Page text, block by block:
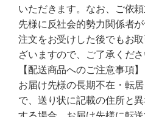
いただきます。なお、ご依
先様に反社会的勢力関係者
注文をお受けした後でもお
ざいますので、ご了承くださ
【配送商品へのご注意事項】
お届け先様の長期不在・転
で、送り状に記載の住所と